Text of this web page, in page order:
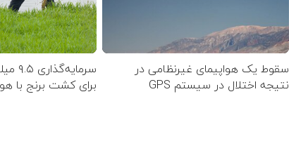
سقوط یک هواپیمای غیرنظامی در
نتیجه اختلال در سیستم‌ GPS
برای کشت برنج با